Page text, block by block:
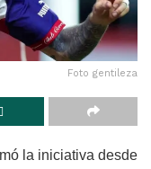
Foto gentileza
la iniciativa desde